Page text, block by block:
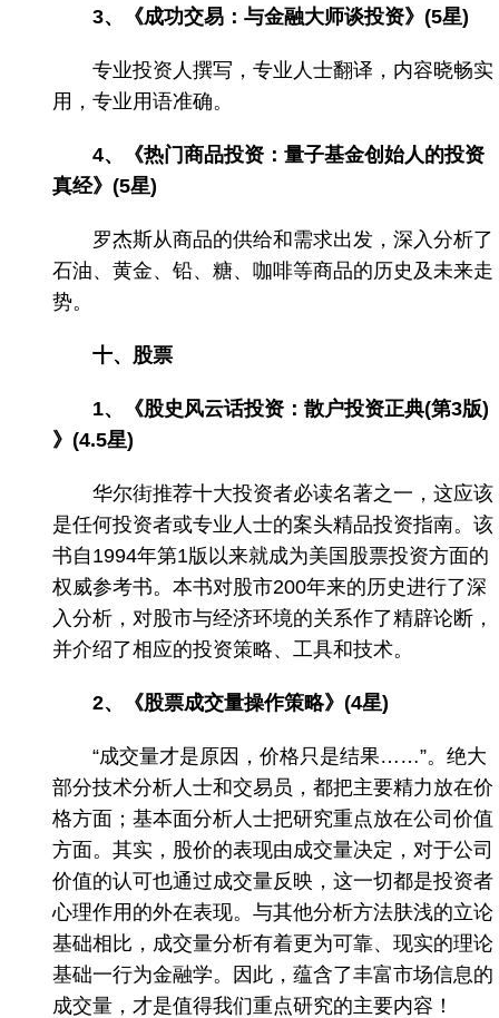
3、《成功交易：与金融大师谈投资》(5星)
专业投资人撰写，专业人士翻译，内容晓畅实
用，专业用语准确。
4、《热门商品投资：量子基金创始人的投资
真经》(5星)
罗杰斯从商品的供给和需求出发，深入分析了
石油、黄金、铅、糖、咖啡等商品的历史及未来走
势。
十、股票
1、《股史风云话投资：散户投资正典(第3版)
》(4.5星)
华尔街推荐十大投资者必读名著之一，这应该
是任何投资者或专业人士的案头精品投资指南。该
书自1994年第1版以来就成为美国股票投资方面的
权威参考书。本书对股市200年来的历史进行了深
入分析，对股市与经济环境的关系作了精辟论断，
并介绍了相应的投资策略、工具和技术。
2、《股票成交量操作策略》(4星)
“成交量才是原因，价格只是结果……”。绝大
部分技术分析人士和交易员，都把主要精力放在价
格方面；基本面分析人士把研究重点放在公司价值
方面。其实，股价的表现由成交量决定，对于公司
价值的认可也通过成交量反映，这一切都是投资者
心理作用的外在表现。与其他分析方法肤浅的立论
基础相比，成交量分析有着更为可靠、现实的理论
基础一行为金融学。因此，蕴含了丰富市场信息的
成交量，才是值得我们重点研究的主要内容！